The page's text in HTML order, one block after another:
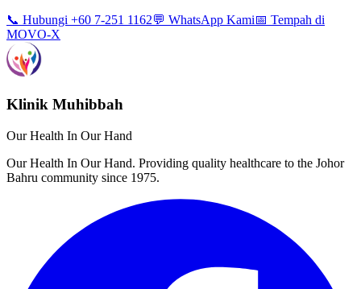
📞 Hubungi +60 7-251 1162💬 WhatsApp Kami📅 Tempah di
MOVO-X
Klinik Muhibbah
Our Health In Our Hand
Our Health In Our Hand. Providing quality healthcare to the Johor
Bahru community since 1975.